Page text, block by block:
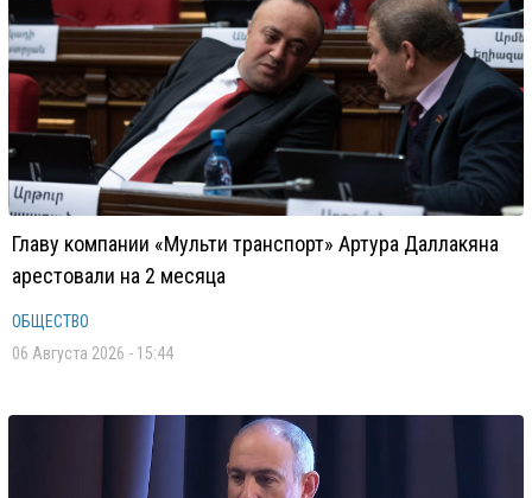
Главу компании «Мульти транспорт» Артура Даллакяна
арестовали на 2 месяца
ОБЩЕСТВО
06 Августа 2026 - 15:44